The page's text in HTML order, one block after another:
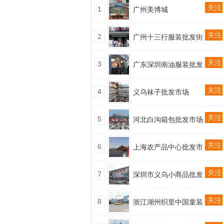
1 广州美博城 关注
2 广州十三行服装批发街 关注
3 广东深圳南油服装批发 关注
4 义乌袜子批发市场 关注
5 河北白沟箱包批发市场 关注
6 上海农产品中心批发市 关注
7 深圳市义乌小商品批发 关注
8 浙江湖州织里中国童装 关注